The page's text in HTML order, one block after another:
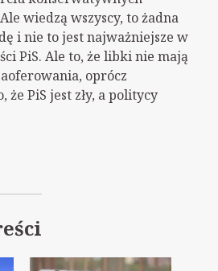
wiedzą wszyscy, to żadna
i nie to jest najważniejsze w
PiS. Ale to, że libki nie mają
oprócz
że PiS jest zły, a politycy